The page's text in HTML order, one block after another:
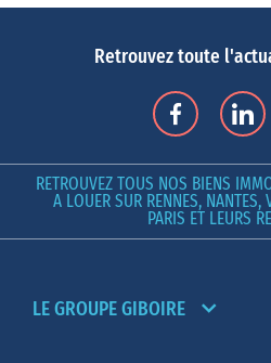
Retrouvez toute
RETROUVEZ TOUS NOS BIENS
A LOUER SUR RENNES, NANTES,
PARIS ET LEURS
LE GROUPE GIBOIRE